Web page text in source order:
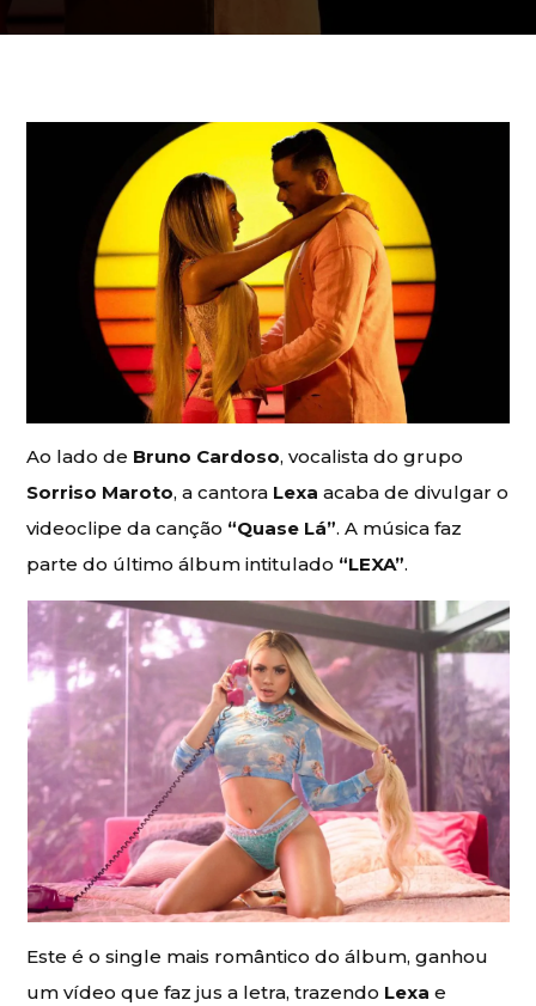
Ao lado de Bruno Cardoso, vocalista do grupo
Sorriso Maroto, a cantora Lexa acaba de divulgar o
videoclipe da canção “Quase Lá”. A música faz
parte do último álbum intitulado “LEXA”.
Este é o single mais romântico do álbum, ganhou
um vídeo que faz jus a letra, trazendo Lexae